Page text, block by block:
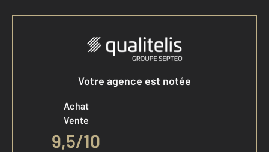
Votre agence est notée
Achat
Vente
9,5/10